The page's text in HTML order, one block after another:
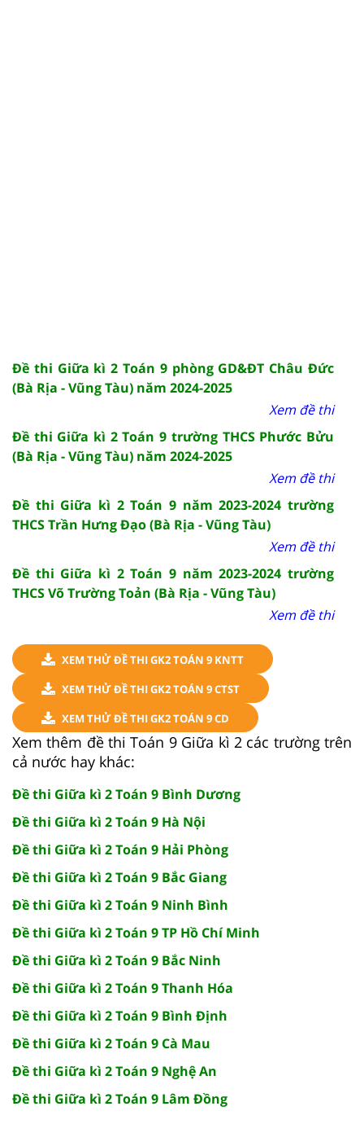
Đề thi Giữa kì 2 Toán 9 phòng GD&ĐT Châu Đức
(Bà Rịa - Vũng Tàu) năm 2024-2025
Xem đề thi
Đề thi Giữa kì 2 Toán 9 trường THCS Phước Bửu
(Bà Rịa - Vũng Tàu) năm 2024-2025
Xem đề thi
Đề thi Giữa kì 2 Toán 9 năm 2023-2024 trường
THCS Trần Hưng Đạo (Bà Rịa - Vũng Tàu)
Xem đề thi
Đề thi Giữa kì 2 Toán 9 năm 2023-2024 trường
THCS Võ Trường Toản (Bà Rịa - Vũng Tàu)
Xem đề thi
XEM THỬ ĐỀ THI GK2 TOÁN 9 KNTT
XEM THỬ ĐỀ THI GK2 TOÁN 9 CTST
XEM THỬ ĐỀ THI GK2 TOÁN 9 CD
Xem thêm đề thi Toán 9 Giữa kì 2 các trường trên
cả nước hay khác:
Đề thi Giữa kì 2 Toán 9 Bình Dương
Đề thi Giữa kì 2 Toán 9 Hà Nội
Đề thi Giữa kì 2 Toán 9 Hải Phòng
Đề thi Giữa kì 2 Toán 9 Bắc Giang
Đề thi Giữa kì 2 Toán 9 Ninh Bình
Đề thi Giữa kì 2 Toán 9 TP Hồ Chí Minh
Đề thi Giữa kì 2 Toán 9 Bắc Ninh
Đề thi Giữa kì 2 Toán 9 Thanh Hóa
Đề thi Giữa kì 2 Toán 9 Bình Định
Đề thi Giữa kì 2 Toán 9 Cà Mau
Đề thi Giữa kì 2 Toán 9 Nghệ An
Đề thi Giữa kì 2 Toán 9 Lâm Đồng